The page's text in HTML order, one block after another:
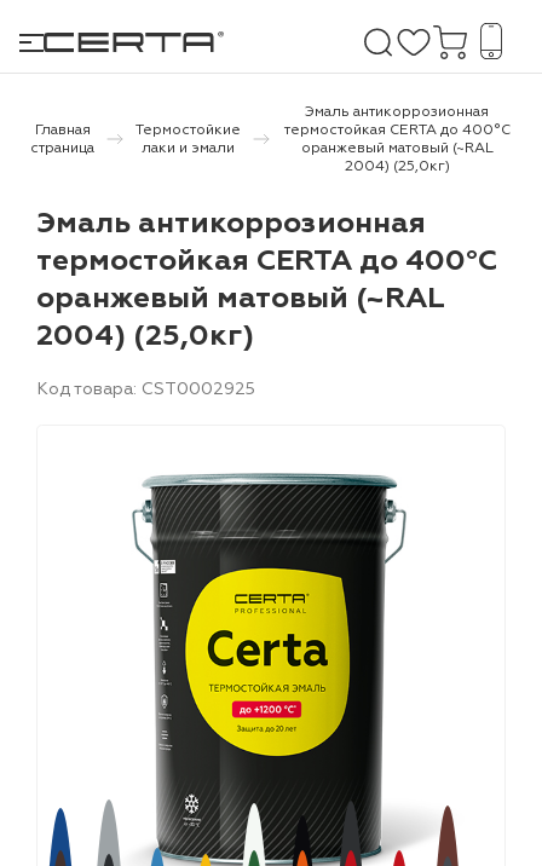
и дачи
бетону,
и эмали
Главная
страница
Термостойкие
лаки и эмали
Эмаль антикоррозионная
термостойкая СERTA до 400°С
оранжевый матовый (~RAL
2004) (25,0кг)
Эмаль антикоррозионная
термостойкая СERTA до 400°С
оранжевый матовый (~RAL
2004) (25,0кг)
Код товара: CST0002925